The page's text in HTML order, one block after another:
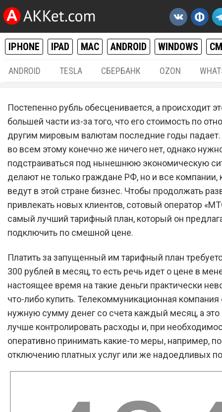
IPHONE IPAD MAC ANDROID WINDOWS
ANDROID TESLA СБЕРБАНК OZON
Сотовый оператор
«МТС» запустил самый
тарифный план по
цене
Постепенно рубль обесценивается, а происходит
большей части из-за того, что его стоимость по
другим мировым валютам последние годы
во всем этому конечно же ничего нет, однако
подстраиваться под нынешнюю экономическую
делают не только граждане РФ, но и все компании,
ведут в этой стране бизнес. Чтобы продолжать
привлекать новых клиентов, сотовый оператор
самый лучший тарифный план, который он
подключить по смешной цене.
Платить за запущенный им тарифный план
300 рублей в месяц, то есть речь идет о цене в
настоящее время на такие деньги практически
что-либо купить. Телекоммуникационная
нужную сумму денег со счета каждый месяц, а это
лучше контролировать расходы и, при
оперативно принимать какие-то меры, например, по
отключению платных услуг или же надоедливых